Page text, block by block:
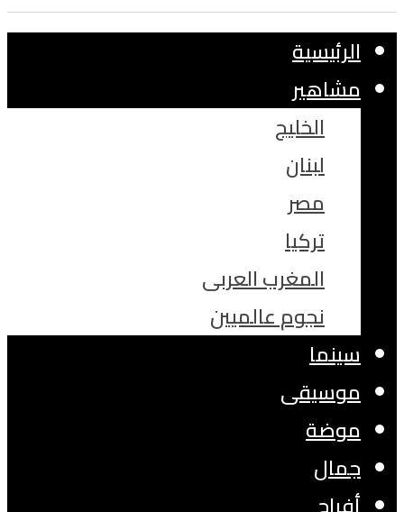
الرئيسية
مشاهير
الخليج
لبنان
مصر
تركيا
المغرب العربى
نجوم عالميين
سينما
موسيقى
موضة
جمال